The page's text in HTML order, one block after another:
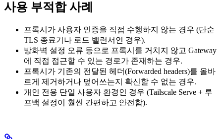
사용 부적합 사례
프록시가 사용자 인증을 직접 수행하지 않는 경우 (단순
TLS 종료기나 로드 밸런서인 경우).
방화벽 설정 오류 등으로 프록시를 거치지 않고 Gateway
에 직접 접근할 수 있는 경로가 존재하는 경우.
프록시가 기존의 전달된 헤더(Forwarded headers)를 올바
르게 제거하거나 덮어쓰는지 확신할 수 없는 경우.
개인 전용 단일 사용자 환경인 경우 (Tailscale Serve + 루
프백 설정이 훨씬 간편하고 안전함).